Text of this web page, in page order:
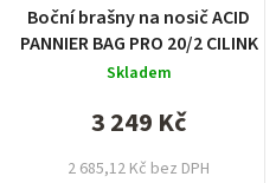
Boční brašny na nosič ACID
PANNIER BAG PRO 20/2 CILINK
Skladem
2 685,12 Kč bez DPH
3 249 Kč